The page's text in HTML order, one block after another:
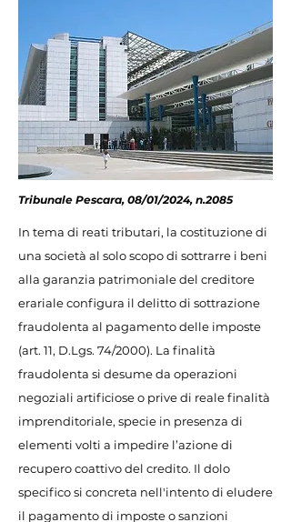
Tribunale Pescara, 08/01/2024, n.2085
In tema di reati tributari, la costituzione di
una società al solo scopo di sottrarre i beni
alla garanzia patrimoniale del creditore
erariale configura il delitto di sottrazione
fraudolenta al pagamento delle imposte
(art. 11, D.Lgs. 74/2000). La finalità
fraudolenta si desume da operazioni
negoziali artificiose o prive di reale finalità
imprenditoriale, specie in presenza di
elementi volti a impedire l’azione di
recupero coattivo del credito. Il dolo
specifico si concreta nell'intento di eludere
il pagamento di imposte o sanzioni